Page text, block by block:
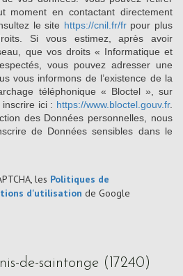
moment en contactant directement
le site https://cnil.fr/frpour plus
Si vous estimez, après avoir
que vos droits « Informatique et
vous pouvez adresser une
vous informons de l’existence de la
téléphonique « Bloctel », sur
ici : https://www.bloctel.gouv.fr.
des Données personnelles, nous
de Données sensibles dans le
les Politiques de
d'utilisation de Google
de-saintonge (17240)